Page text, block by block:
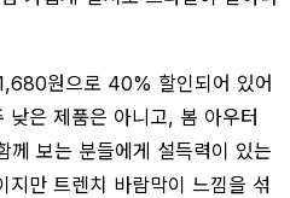
원으로 40% 할인되어 있어
낮은 제품은 아니고, 봄 아우터
께 보는 분들에게 설득력이 있는
지만 트렌치 바람막이 느낌을 섞